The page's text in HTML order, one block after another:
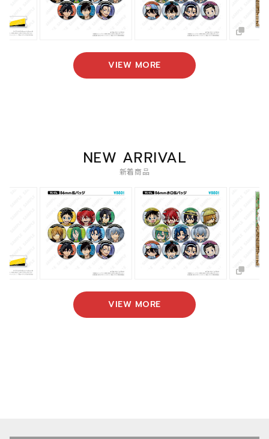
VIEW MORE
NEW ARRIVAL
新着商品
VIEW MORE